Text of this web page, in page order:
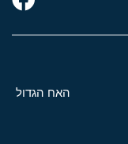
האח הגדול